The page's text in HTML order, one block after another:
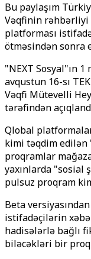
Bu paylaşım
Vəqfinin rəhbərliyi
platforması
ötməsindən sonra
"NEXT Sosyal"ın
avqustun 16-sı
Vəqfi Mütevelli
tərəfindən
Qlobal
kimi təqdim edilən
proqramlar
yaxınlarda "sosial
pulsuz proqram
Beta
istifadəçilərin
hadisələrlə bağlı
biləcəkləri bir